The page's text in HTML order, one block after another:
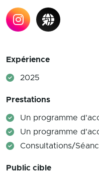
Expérience
2025
Prestations
Un programme
Un programme
Consultations/
Public cible